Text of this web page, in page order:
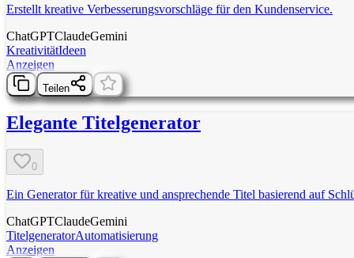
Erstellt kreative Verbesserungsvorschläge für den Kundenservice.
ChatGPTClaudeGemini
KreativitätIdeen
Anzeigen
Teilen
Elegante Titelgenerator
0
Ein Generator für kreative und ansprechende Titel basierend auf
ChatGPTClaudeGemini
TitelgeneratorAutomatisierung
Anzeigen